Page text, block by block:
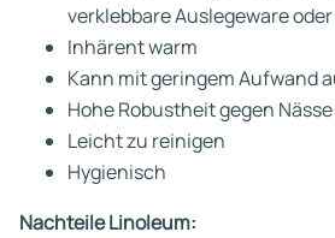
verklebbare Auslegeware oder
Inhärent warm
Kann mit geringem Aufwand
Hohe Robustheit gegen Nässe
Leicht zu reinigen
Hygienisch
Nachteile Linoleum: